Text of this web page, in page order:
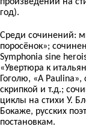
год).
Среди сочинений:
поросёнок»;
Symphonia sine
«Увертюра к
Гоголю, «A
скрипкой и т.д.;
циклы на стихи У.
Бокаже, русских
постановкам.